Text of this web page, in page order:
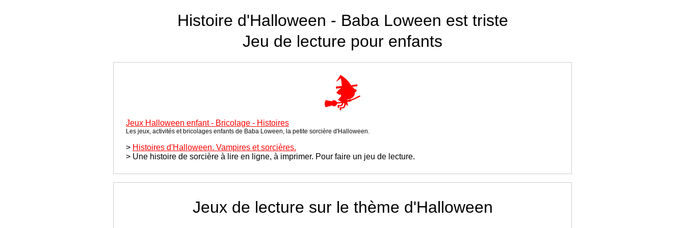
Histoire d'Halloween - Baba Loween est triste
Jeu de lecture pour enfants
Jeux Halloween enfant - Bricolage - Histoires
Les jeux, activités et bricolages enfants de Baba Loween, la petite sorcière d'Halloween.
> Histoires d'Halloween. Vampires et sorcières.
> Une histoire de sorcière à lire en ligne, à imprimer. Pour faire un jeu de lecture.
Jeux de lecture sur le thème d'Halloween